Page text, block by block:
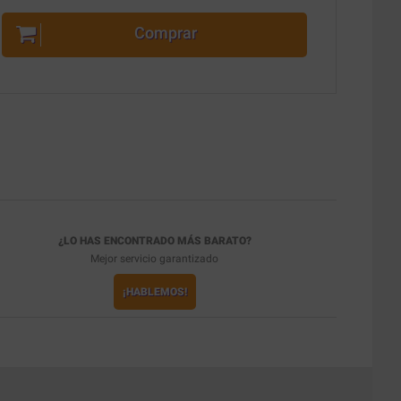
Comprar
¿LO HAS ENCONTRADO MÁS BARATO?
Mejor servicio garantizado
¡HABLEMOS!